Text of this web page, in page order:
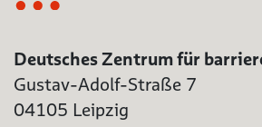
Deutsches Zentrum für
Gustav-Adolf-Straße 7
04105 Leipzig